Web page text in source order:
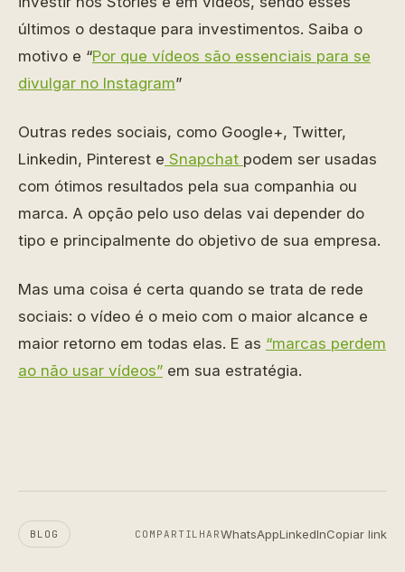
últimos o destaque para investimentos. Saiba o
motivo e “Por que vídeos são essenciais para se
divulgar no Instagram”
Outras redes sociais, como Google+, Twitter,
Linkedin, Pinterest e Snapchat podem ser usadas
com ótimos resultados pela sua companhia ou
marca. A opção pelo uso delas vai depender do
tipo e principalmente do objetivo de sua empresa.
Mas uma coisa é certa quando se trata de rede
sociais: o vídeo é o meio com o maior alcance e
maior retorno em todas elas. E as “marcas perdem
ao não usar vídeos” em sua estratégia.
BLOG COMPARTILHARWhatsAppLinkedInCopiar link